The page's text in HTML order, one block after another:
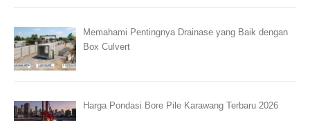
Memahami Pentingnya Drainase yang Baik dengan
Box Culvert
Harga Pondasi Bore Pile Karawang Terbaru 2026